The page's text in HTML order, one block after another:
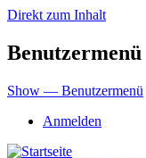
Direkt zum Inhalt
Benutzermenü
Show — Benutzermenü
Anmelden